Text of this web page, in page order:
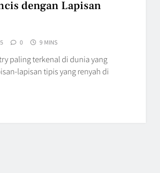
dengan Lapisan
0 9 MINS
paling terkenal di dunia yang
lapisan tipis yang renyah di